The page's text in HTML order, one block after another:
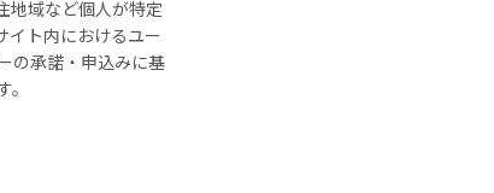
地域など個人が特定
イト内におけるユー
の承諾・申込みに基